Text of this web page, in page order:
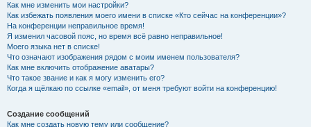
Как мне изменить мои настройки?
Как избежать появления моего имени в списке «Кто сейчас на конференции»?
На конференции неправильное время!
Я изменил часовой пояс, но время всё равно неправильное!
Моего языка нет в списке!
Что означают изображения рядом с моим именем пользователя?
Как мне включить отображение аватары?
Что такое звание и как я могу изменить его?
Когда я щёлкаю по ссылке «email», от меня требуют войти на конференцию!
Создание сообщений
Как мне создать новую тему или сообщение?